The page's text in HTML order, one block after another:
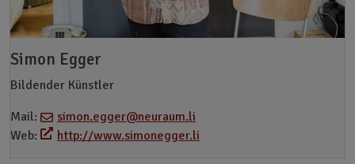
Simon Egger
Bildender Künstler
Mail:
simon.egger@neuraum.li
Web:
http://www.simonegger.li